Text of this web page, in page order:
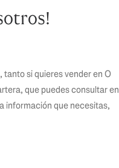
tanto si quieres vender en O
que puedes consultar en
información que necesitas,